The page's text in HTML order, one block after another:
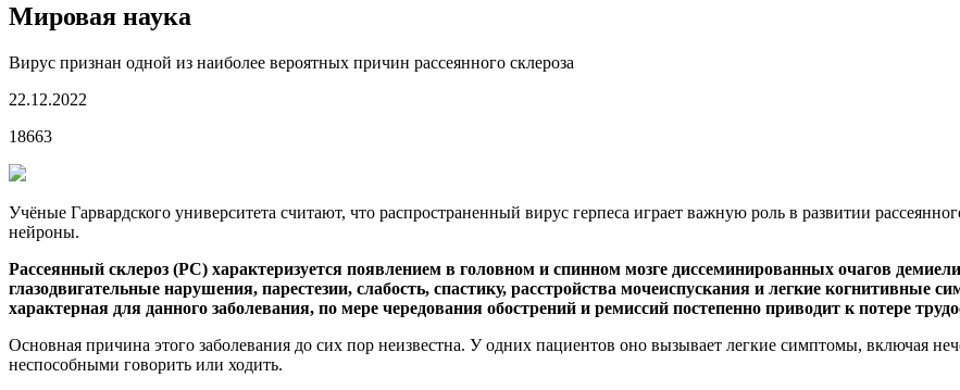
Мировая наука
Вирус признан одной из наиболее вероятных причин рассеянного склероза
22.12.2022
18663
Учёные Гарвардского университета считают, что распространенный вирус герпеса играет важную роль в развитии
нейроны.
Рассеянный склероз (РС) характеризуется появлением в головном и спинном мозге диссеминированных очагов
глазодвигательные нарушения, парестезии, слабость, спастику, расстройства мочеиспускания и легкие когнитивные
характерная для данного заболевания, по мере чередования обострений и ремиссий постепенно приводит к потере
Основная причина этого заболевания до сих пор неизвестна. У одних пациентов оно вызывает легкие симптомы, включая
неспособными говорить или ходить.